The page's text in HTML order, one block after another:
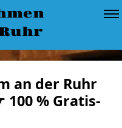
an der Ruhr
% Gratis-